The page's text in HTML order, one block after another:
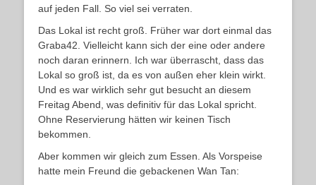
auf jeden Fall. So viel sei verraten.
Das Lokal ist recht groß. Früher war dort einmal das
Graba42. Vielleicht kann sich der eine oder andere
noch daran erinnern. Ich war überrascht, dass das
Lokal so groß ist, da es von außen eher klein wirkt.
Und es war wirklich sehr gut besucht an diesem
Freitag Abend, was definitiv für das Lokal spricht.
Ohne Reservierung hätten wir keinen Tisch
bekommen.
Aber kommen wir gleich zum Essen. Als Vorspeise
hatte mein Freund die gebackenen Wan Tan: